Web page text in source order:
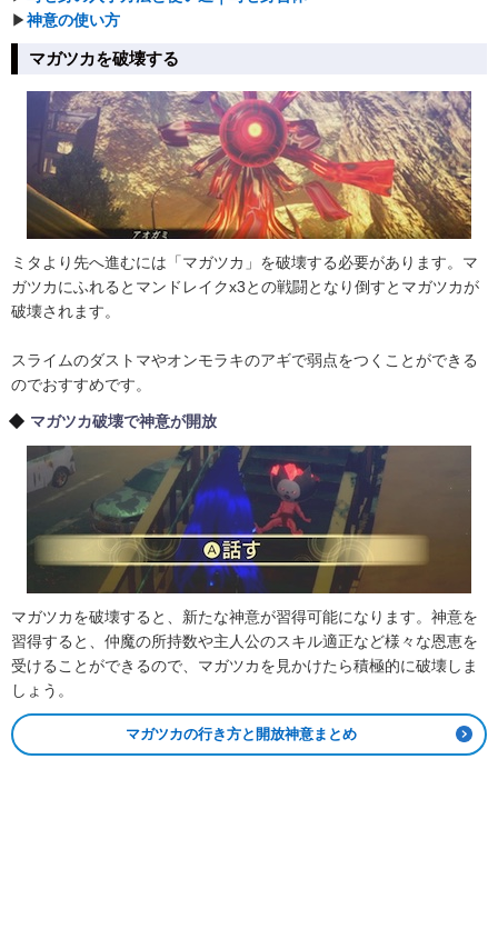
▶︎神意の使い方
マガツカを破壊する
ミタより先へ進むには「マガツカ」を破壊する必要があります。マ
ガツカにふれるとマンドレイクx3との戦闘となり倒すとマガツカが
破壊されます。
スライムのダストマやオンモラキのアギで弱点をつくことができる
のでおすすめです。
マガツカ破壊で神意が開放
マガツカを破壊すると、新たな神意が習得可能になります。神意を
習得すると、仲魔の所持数や主人公のスキル適正など様々な恩恵を
受けることができるので、マガツカを見かけたら積極的に破壊しま
しょう。
マガツカの行き方と開放神意まとめ